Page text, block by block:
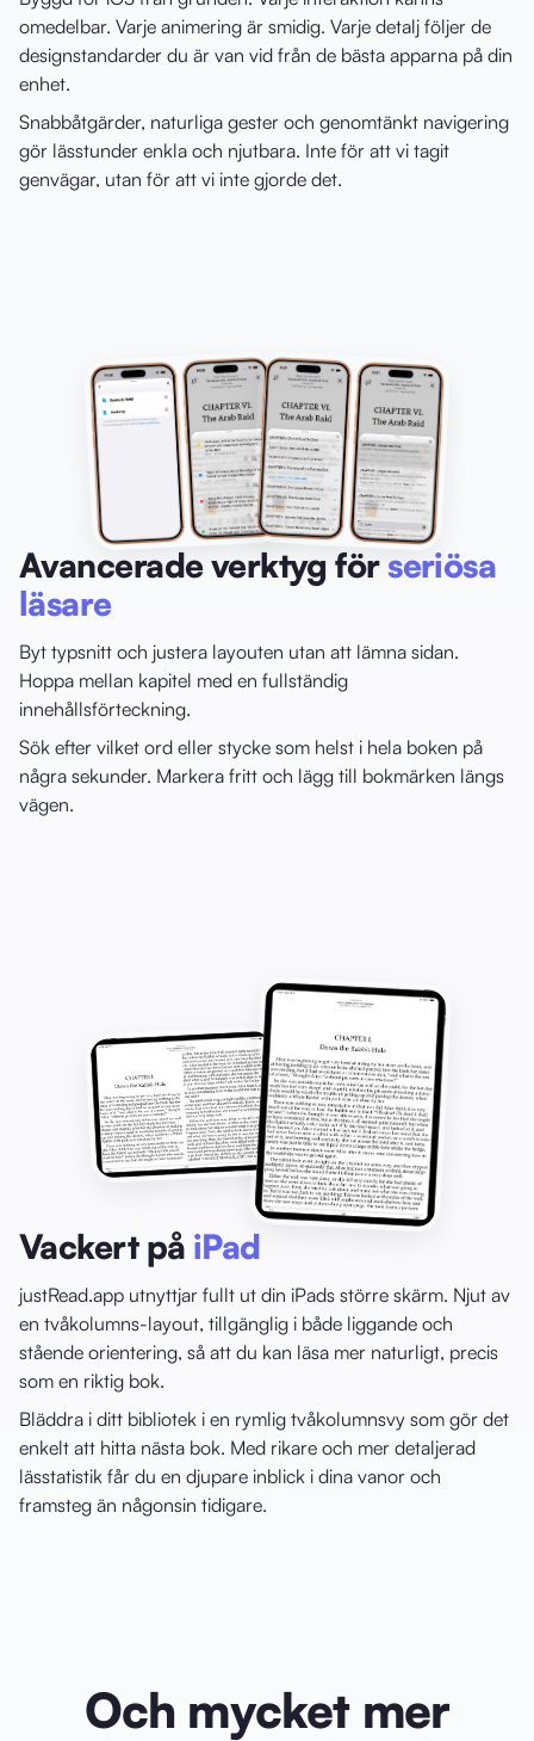
omedelbar. Varje animering är smidig. Varje detalj följer de
designstandarder du är van vid från de bästa apparna på din
enhet.
Snabbåtgärder, naturliga gester och genomtänkt navigering
gör lässtunder enkla och njutbara. Inte för att vi tagit
genvägar, utan för att vi inte gjorde det.
Avancerade verktyg förseriösa
läsare
Byt typsnitt och justera layouten utan att lämna sidan.
Hoppa mellan kapitel med en fullständig
innehållsförteckning.
Sök efter vilket ord eller stycke som helst i hela boken på
några sekunder. Markera fritt och lägg till bokmärken längs
vägen.
Vackert på iPad
justRead.app utnyttjar fullt ut din iPads större skärm. Njut av
en tvåkolumns-layout, tillgänglig i både liggande och
stående orientering, så att du kan läsa mer naturligt, precis
som en riktig bok.
Bläddra i ditt bibliotek i en rymlig tvåkolumnsvy som gör det
enkelt att hitta nästa bok. Med rikare och mer detaljerad
lässtatistik får du en djupare inblick i dina vanor och
framsteg än någonsin tidigare.
Och mycket mer